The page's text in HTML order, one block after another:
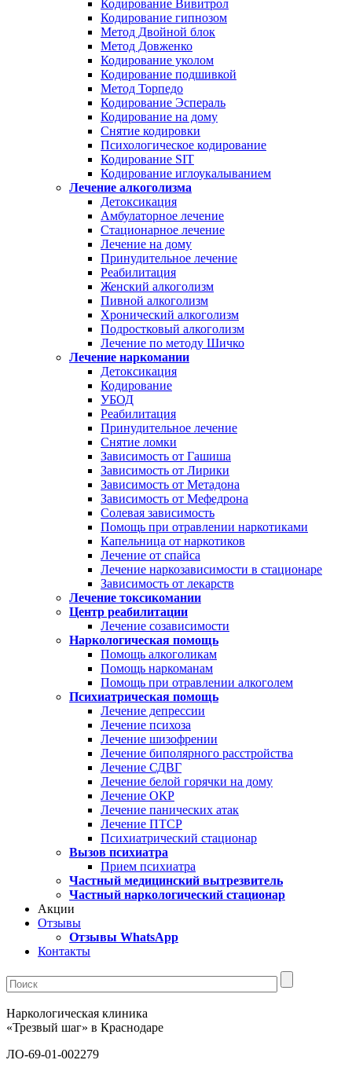
Кодирование Вивитрол
Кодирование гипнозом
Метод Двойной блок
Метод Довженко
Кодирование уколом
Кодирование подшивкой
Метод Торпедо
Кодирование Эспераль
Кодирование на дому
Снятие кодировки
Психологическое кодирование
Кодирование SIT
Кодирование иглоукалыванием
Лечение алкоголизма
Детоксикация
Амбулаторное лечение
Стационарное лечение
Лечение на дому
Принудительное лечение
Реабилитация
Женский алкоголизм
Пивной алкоголизм
Хронический алкоголизм
Подростковый алкоголизм
Лечение по методу Шичко
Лечение наркомании
Детоксикация
Кодирование
УБОД
Реабилитация
Принудительное лечение
Снятие ломки
Зависимость от Гашиша
Зависимость от Лирики
Зависимость от Метадона
Зависимость от Мефедрона
Солевая зависимость
Помощь при отравлении наркотиками
Капельница от наркотиков
Лечение от спайса
Лечение наркозависимости в стационаре
Зависимость от лекарств
Лечение токсикомании
Центр реабилитации
Лечение созависимости
Наркологическая помощь
Помощь алкоголикам
Помощь наркоманам
Помощь при отравлении алкоголем
Психиатрическая помощь
Лечение депрессии
Лечение психоза
Лечение шизофрении
Лечение биполярного расстройства
Лечение СДВГ
Лечение белой горячки на дому
Лечение ОКР
Лечение панических атак
Лечение ПТСР
Психиатрический стационар
Вызов психиатра
Прием психиатра
Частный медицинский вытрезвитель
Частный наркологический стационар
Акции
Отзывы
Отзывы WhatsApp
Контакты
Наркологическая клиника
«Трезвый шаг» в Краснодаре
ЛО-69-01-002279